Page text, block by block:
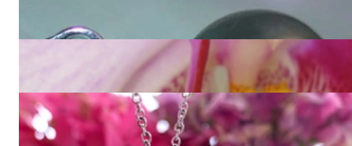
5.010,00 €
Femininer Tahitiperle Diamanten Anhänger
Verspielter Tahitiperle Anhänger mit Diamanten
2.180,00 €